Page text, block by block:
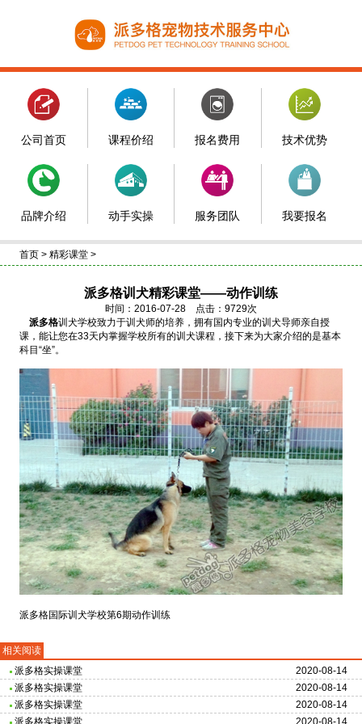
公司首页 课程价绍 报名费用 技术优势
品牌介绍 动手实操 服务团队 我要报名
首页 > 精彩课堂 >
派多格训犬精彩课堂——动作训练
时间：2016-07-28 点击：9729次
派多格训犬学校致力于训犬师的培养，拥有国内专业的训犬导师亲自授
课，能让您在33天内掌握学校所有的训犬课程，接下来为大家介绍的是基本
科目“坐”。
派多格国际训犬学校第6期动作训练
相关阅读
2020-08-14
派多格实操课堂
2020-08-14
派多格实操课堂
2020-08-14
派多格实操课堂
2020-08-14
派多格实操课堂